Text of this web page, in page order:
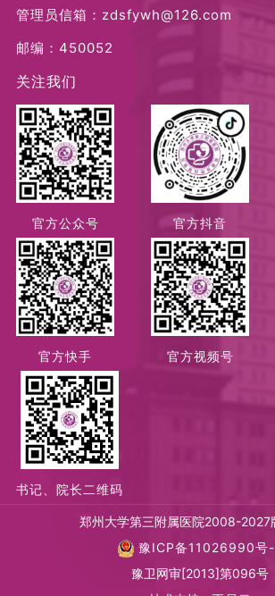
管理员信箱：zdsfywh@126.com
邮编：450052
关注我们
官方公众号 官方抖音
官方快手 官方视频号
书记、院长二维码
郑州大学第三附属医院2008-2027
豫ICP备11026990号-
豫卫网审[2013]第096号